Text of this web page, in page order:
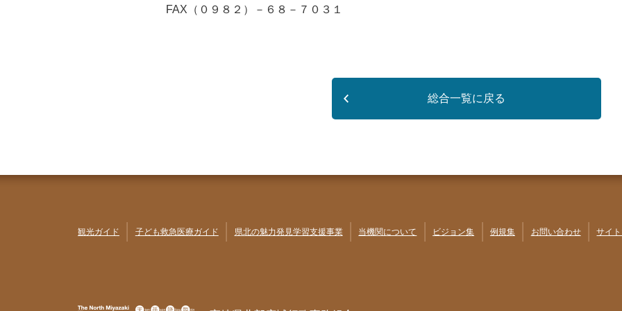
FAX （０９８２） －６８－７０３１
総合一覧に戻る
観光ガイド 子ども救急医療ガイド 県北の魅力発見学習支援事業 当機関について ビジョン集 例規集 お問い合わせ サイ